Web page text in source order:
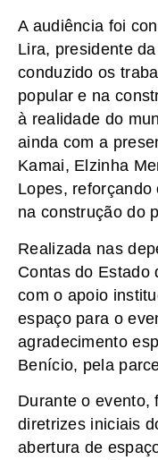
A audiência foi
Lira, presidente
conduzido os
popular e na
à realidade do
ainda com a
Kamai, Elzinha
Lopes,
na construção do
Realizada nas
Contas do Estado
com o apoio
espaço para o
agradecimento
Benício, pela
Durante o evento,
diretrizes iniciais
abertura de